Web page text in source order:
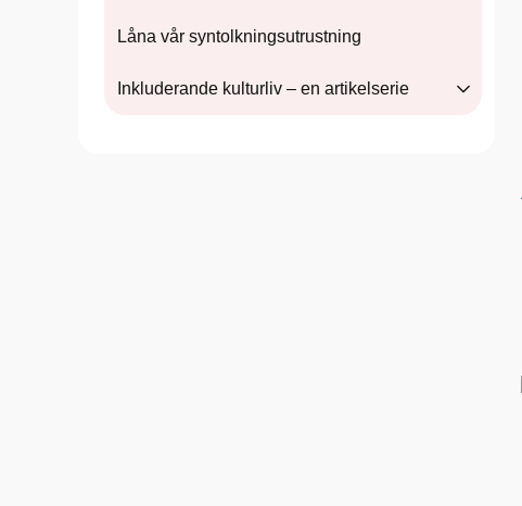
Låna vår syntolkningsutrustning
Inkluderande kulturliv – en artikelserie